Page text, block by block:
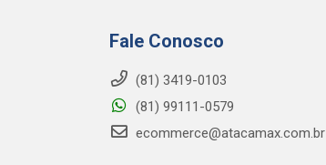
Fale Conosco
(81) 3419-0103
(81) 99111-0579
ecommerce@atacamax.com.br